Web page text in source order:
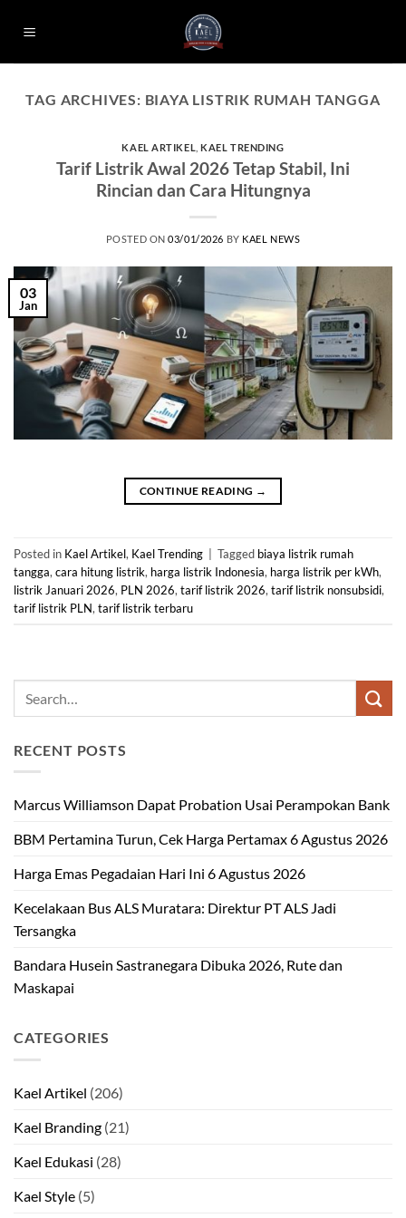
TAG ARCHIVES: BIAYA LISTRIK RUMAH TANGGA
KAEL ARTIKEL ,KAEL TRENDING
Tarif Listrik Awal 2026 Tetap Stabil, Ini
Rincian dan Cara Hitungnya
POSTED ON03/01/2026 BY KAEL NEWS
03
Jan
CONTINUE READING →
Posted in Kael Artikel, Kael Trending Tagged biaya listrik rumah
tangga, cara hitung listrik, harga listrik Indonesia, harga listrik per kWh,
listrik Januari 2026, PLN 2026, tarif listrik 2026, tarif listrik nonsubsidi,
tarif listrik PLN, tarif listrik terbaru
RECENT POSTS
Marcus Williamson Dapat Probation Usai Perampokan Bank
BBM Pertamina Turun, Cek Harga Pertamax 6 Agustus 2026
Harga Emas Pegadaian Hari Ini 6 Agustus 2026
Kecelakaan Bus ALS Muratara: Direktur PT ALS Jadi
Tersangka
Bandara Husein Sastranegara Dibuka 2026, Rute dan
Maskapai
CATEGORIES
Kael Artikel (206)
Kael Branding (21)
Kael Edukasi (28)
Kael Style (5)